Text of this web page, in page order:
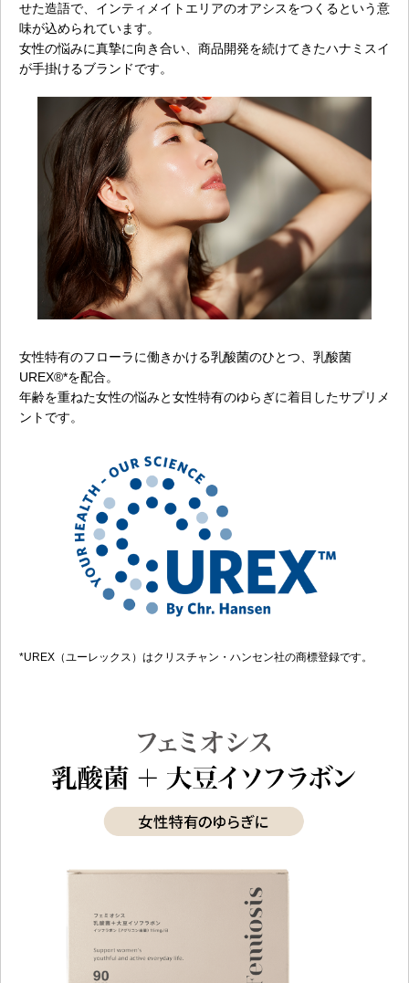
せた造語で、インティメイトエリアのオアシスをつくるという意
味が込められています。
女性の悩みに真摯に向き合い、商品開発を続けてきたハナミスイ
が手掛けるブランドです。
女性特有のフローラに働きかける乳酸菌のひとつ、乳酸菌
UREX®*を配合。
年齢を重ねた女性の悩みと女性特有のゆらぎに着目したサプリメ
ントです。
*UREX（ユーレックス）はクリスチャン・ハンセン社の商標登録です。